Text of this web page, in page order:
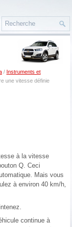
/ Instruments et
une vitesse définie
à la vitesse
Q. Ceci
Mais vous
à environ 40 km/h,
continue à